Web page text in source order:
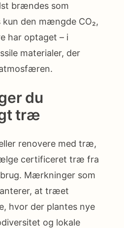
brændes som
kun den mængde CO₂,
har optaget – i
materialer, der
du
træ
renovere med træ,
certificeret træ fra
Mærkninger som
at træet
hvor der plantes nye
og lokale